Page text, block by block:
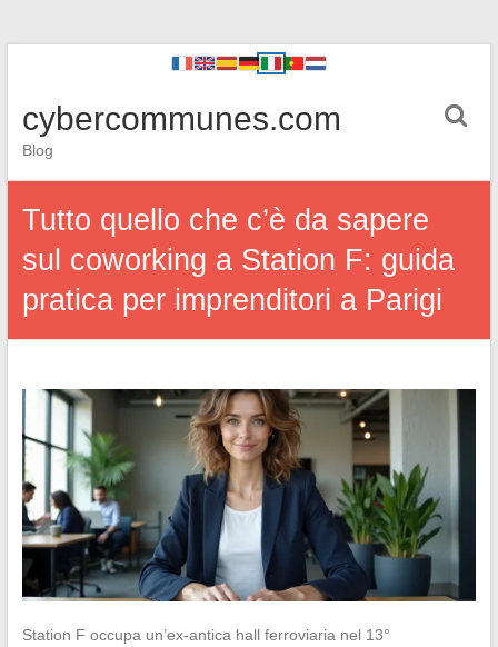
cybercommunes.com
Blog
Tutto quello che c’è da sapere
sul coworking a Station F: guida
pratica per imprenditori a Parigi
Station F occupa un’ex-antica hall ferroviaria nel 13°